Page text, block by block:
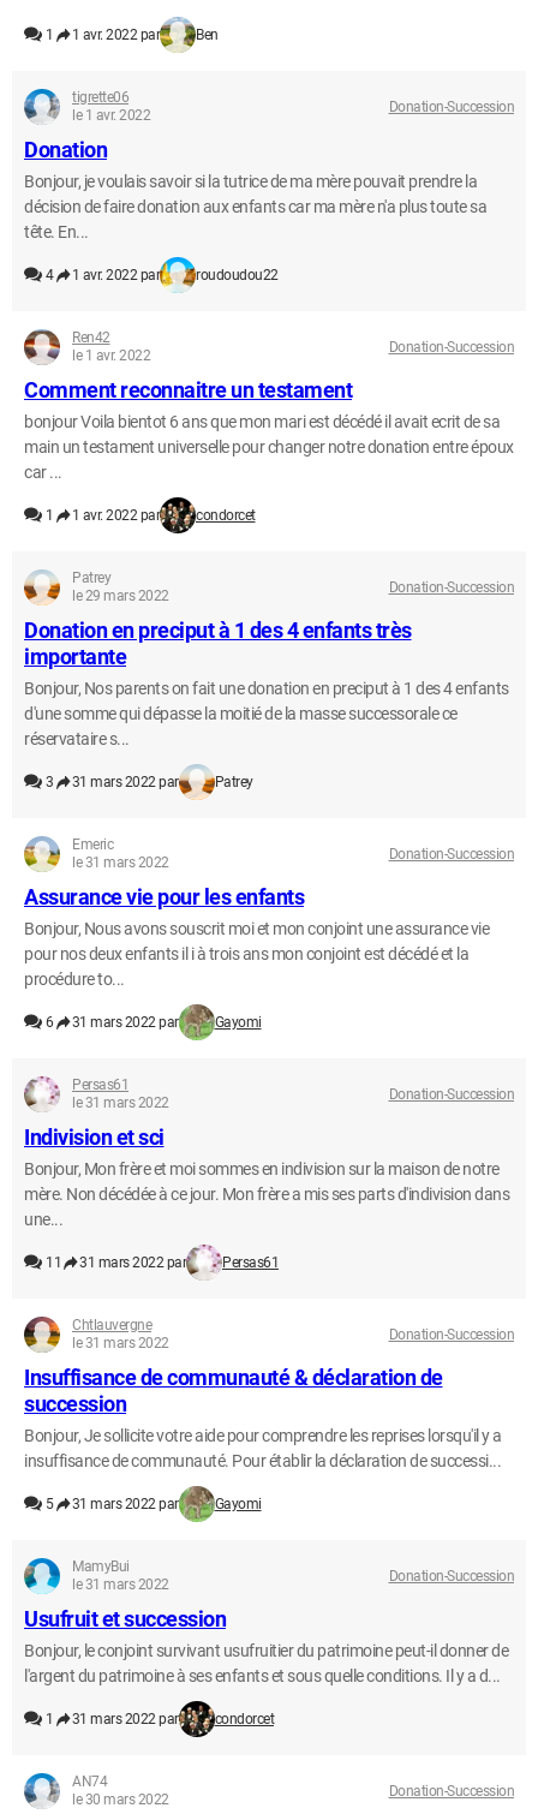
1 1 avr. 2022 par Ben
tigrette06
le 1 avr. 2022
Donation-Succession
Donation
Bonjour, je voulais savoir si la tutrice de ma mère pouvait prendre la
décision de faire donation aux enfants car ma mère n'a plus toute sa
tête. En...
4 1 avr. 2022 par roudoudou22
Ren42
le 1 avr. 2022
Donation-Succession
Comment reconnaitre un testament
bonjour Voila bientot 6 ans que mon mari est décédé il avait ecrit de sa
main un testament universelle pour changer notre donation entre époux
car ...
1 1 avr. 2022 par condorcet
Patrey
le 29 mars 2022
Donation-Succession
Donation en preciput à 1 des 4 enfants très
importante
Bonjour, Nos parents on fait une donation en preciput à 1 des 4 enfants
d'une somme qui dépasse la moitié de la masse successorale ce
réservataire s...
3 31 mars 2022 par Patrey
Emeric
le 31 mars 2022
Donation-Succession
Assurance vie pour les enfants
Bonjour, Nous avons souscrit moi et mon conjoint une assurance vie
pour nos deux enfants il i à trois ans mon conjoint est décédé et la
procédure to...
6 31 mars 2022 par Gayomi
Persas61
le 31 mars 2022
Donation-Succession
Indivision et sci
Bonjour, Mon frère et moi sommes en indivision sur la maison de notre
mère. Non décédée à ce jour. Mon frère a mis ses parts d'indivision dans
une...
11 31 mars 2022 par Persas61
Chtlauvergne
le 31 mars 2022
Donation-Succession
Insuffisance de communauté & déclaration de
succession
Bonjour, Je sollicite votre aide pour comprendre les reprises lorsqu'il y a
insuffisance de communauté. Pour établir la déclaration de successi...
5 31 mars 2022 par Gayomi
MamyBui
le 31 mars 2022
Donation-Succession
Usufruit et succession
Bonjour, le conjoint survivant usufruitier du patrimoine peut-il donner de
l'argent du patrimoine à ses enfants et sous quelle conditions. Il y a d...
1 31 mars 2022 par condorcet
AN74
le 30 mars 2022
Donation-Succession